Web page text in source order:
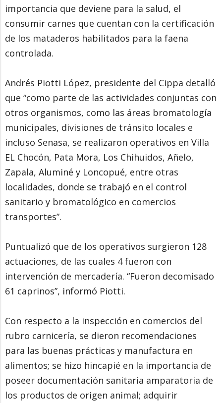
importancia que deviene para la salud, el
consumir carnes que cuentan con la certificación
de los mataderos habilitados para la faena
controlada.
Andrés Piotti López, presidente del Cippa detalló
que “como parte de las actividades conjuntas con
otros organismos, como las áreas bromatología
municipales, divisiones de tránsito locales e
incluso Senasa, se realizaron operativos en Villa
EL Chocón, Pata Mora, Los Chihuidos, Añelo,
Zapala, Aluminé y Loncopué, entre otras
localidades, donde se trabajó en el control
sanitario y bromatológico en comercios
transportes”.
Puntualizó que de los operativos surgieron 128
actuaciones, de las cuales 4 fueron con
intervención de mercadería. “Fueron decomisado
61 caprinos”, informó Piotti.
Con respecto a la inspección en comercios del
rubro carnicería, se dieron recomendaciones
para las buenas prácticas y manufactura en
alimentos; se hizo hincapié en la importancia de
poseer documentación sanitaria amparatoria de
los productos de origen animal; adquirir